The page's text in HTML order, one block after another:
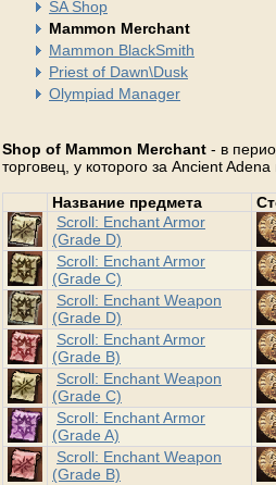
SA Shop
Mammon Merchant
Mammon BlackSmith
Priest of Dawn\Dusk
Olympiad Manager
Shop of Mammon Merchant - в
торговец, у которого за Ancient
Название предмета
Scroll: Enchant Armor
(Grade D)
Scroll: Enchant Armor
(Grade C)
Scroll: Enchant Weapon
(Grade D)
Scroll: Enchant Armor
(Grade B)
Scroll: Enchant Weapon
(Grade C)
Scroll: Enchant Armor
(Grade A)
Scroll: Enchant Weapon
(Grade B)